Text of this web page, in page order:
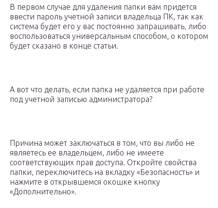
В первом случае для удаления папки вам придется
ввести пароль учетной записи владельца ПК, так как
система будет его у вас постоянно запрашивать, либо
воспользоваться универсальным способом, о котором
будет сказано в конце статьи.
А вот что делать, если папка не удаляется при работе
под учетной записью администратора?
Причина может заключаться в том, что вы либо не
являетесь ее владельцем, либо не имеете
соответствующих прав доступа. Откройте свойства
папки, переключитесь на вкладку «Безопасность» и
нажмите в открывшемся окошке кнопку
«Дополнительно».